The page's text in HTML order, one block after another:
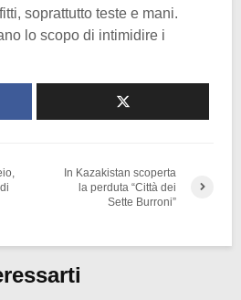
soprattutto teste e mani.
lo scopo di intimidire i
In Kazakistan scoperta
la perduta “Città dei
Sette Burroni”